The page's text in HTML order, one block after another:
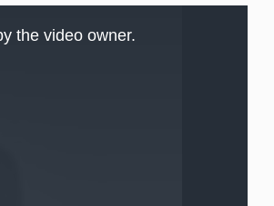
the video owner.